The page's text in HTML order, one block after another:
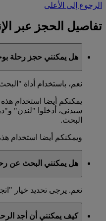
الرجوع إلى الأعلى
تفاصيل الحجز عبر
هل يمكنني حجز رحلة
نعم، باستخدام أداة
يمكنكم أيضا استخدام
سيدني، أدخلوا "لندن"
البحث.
ويمكنكم أيضا استخدام
هل يمكنني البحث عن
نعم. يرجى تحديد خيار
كيف يمكنني أن أجد